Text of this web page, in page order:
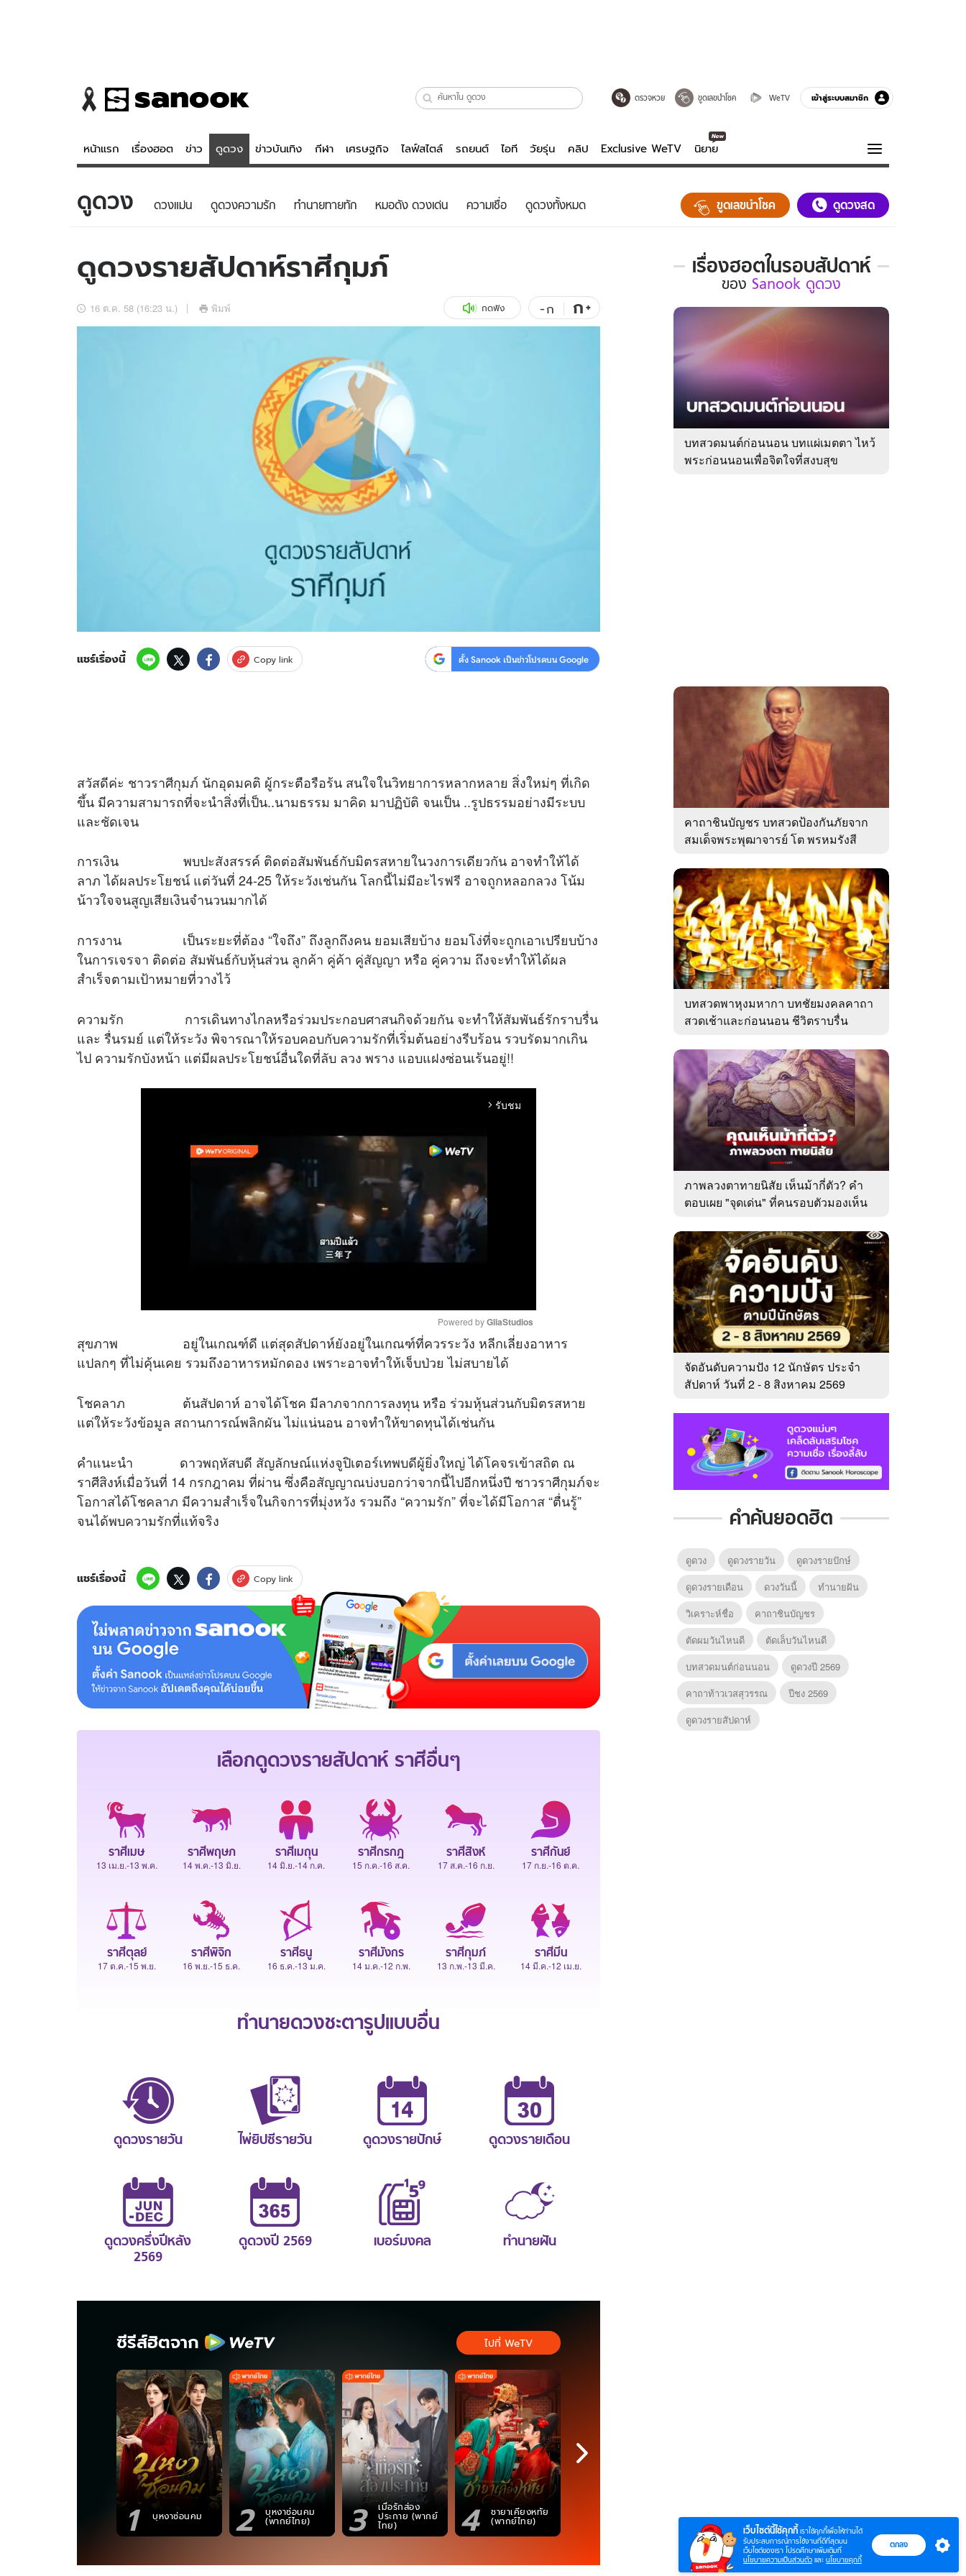
ตรวจหวย ขูดเลขนำโชค WeTV เข้าสู่ระบบสมาชิก
หน้าแรก เรื่องฮอต ข่าว ดูดวง ข่าวบันเทิง กีฬา เศรษฐกิจ ไลฟ์สไตล์ รถยนต์ ไอที วัยรุ่น คลิป Exclusive WeTV นิยาย
ข่าว
ข่าวบันเทิง
ดูดวง - ตรวจหวย
สถิติหวยไทย
ไลฟ์สไตล์
รถยนต์
คลิป
พอดแคสต์
ความรู้รอบตัว
ฮาวทู
ติดตามสนุกโซเชียลได้ที่
ดูดวง ดวงแม่น ดูดวงความรัก ทํานายทายทัก หมอดัง ดวงเด่น ความเชื่อ ดูดวงทั้งหมด ขูดเลขนำโชค ดูดวงสด
ดูดวงรายสัปดาห์ราศีกุมภ์
16 ต.ค. 58 (16:23 น.) พิมพ์ กดฟัง -ก ก+
แชร์เรื่องนี้ Copy link ตั้ง Sanook เป็นข่าวโปรดบน Google
สวัสดีค่ะ ชาวราศีกุมภ์ นักอุดมคติ ผู้กระตือรือร้น สนใจในวิทยาการหลากหลาย สิ่งใหม่ๆ ที่เกิด
ขึ้น มีความสามารถที่จะนำสิ่งที่เป็น..นามธรรม มาคิด มาปฏิบัติ จนเป็น ..รูปธรรมอย่างมีระบบ
และชัดเจน
การเงิน พบปะสังสรรค์ ติดต่อสัมพันธ์กับมิตรสหายในวงการเดียวกัน อาจทำให้ได้
ลาภ ได้ผลประโยชน์ แต่วันที่ 24-25 ให้ระวังเช่นกัน โลกนี้ไม่มีอะไรฟรี อาจถูกหลอกลวง โน้ม
น้าวใจจนสูญเสียเงินจำนวนมากได้
การงาน เป็นระยะที่ต้อง “ใจถึง” ถึงลูกถึงคน ยอมเสียบ้าง ยอมโง่ที่จะถูกเอาเปรียบบ้าง
ในการเจรจา ติดต่อ สัมพันธ์กับหุ้นส่วน ลูกค้า คู่ค้า คู่สัญญา หรือ คู่ความ ถึงจะทำให้ได้ผล
สำเร็จตามเป้าหมายที่วางไว้
ความรัก การเดินทางไกลหรือร่วมประกอบศาสนกิจด้วยกัน จะทำให้สัมพันธ์รักราบรื่น
และ รื่นรมย์ แต่ให้ระวัง พิจารณาให้รอบคอบกับความรักที่เริ่มต้นอย่างรีบร้อน รวบรัดมากเกิน
ไป ความรักบังหน้า แต่มีผลประโยชน์อื่นใดที่ลับ ลวง พราง แอบแฝงซ่อนเร้นอยู่!!
arrow_forward_ios รับชม
M
t
e
Powered by GliaStudios
สุขภาพ อยู่ในเกณฑ์ดี แต่สุดสัปดาห์ยังอยู่ในเกณฑ์ที่ควรระวัง หลีกเลี่ยงอาหาร
แปลกๆ ที่ไม่คุ้นเคย รวมถึงอาหารหมักดอง เพราะอาจทำให้เจ็บป่วย ไม่สบายได้
โชคลาภ ต้นสัปดาห์ อาจได้โชค มีลาภจากการลงทุน หรือ ร่วมหุ้นส่วนกับมิตรสหาย
แต่ให้ระวังข้อมูล สถานการณ์พลิกผัน ไม่แน่นอน อาจทำให้ขาดทุนได้เช่นกัน
คำแนะนำ ดาวพฤหัสบดี สัญลักษณ์แห่งจูปิเตอร์เทพบดีผู้ยิ่งใหญ่ ได้โคจรเข้าสถิต ณ
ราศีสิงห์เมื่อวันที่ 14 กรกฎาคม ที่ผ่าน ซึ่งคือสัญญาณบ่งบอกว่าจากนี้ไปอีกหนึ่งปี ชาวราศีกุมภ์จะ
โอกาสได้โชคลาภ มีความสำเร็จในกิจการที่มุ่งหวัง รวมถึง “ความรัก” ที่จะได้มีโอกาส “ตื่นรู้”
จนได้พบความรักที่แท้จริง
แชร์เรื่องนี้ Copy link
เลือกดูดวงรายสัปดาห์ราศีอื่นๆ
ราศีเมษ
13 เม.ย.-13 พ.ค.
ราศีพฤษภ
14 พ.ค.-13 มิ.ย.
ราศีเมถุน
14 มิ.ย.-14 ก.ค.
ราศีกรกฎ
15 ก.ค.-16 ส.ค.
ราศีสิงห์
17 ส.ค.-16 ก.ย.
ราศีกันย์
17 ก.ย.-16 ต.ค.
ราศีตุลย์
17 ต.ค.-15 พ.ย.
ราศีพิจิก
16 พ.ย.-15 ธ.ค.
ราศีธนู
16 ธ.ค.-13 ม.ค.
ราศีมังกร
14 ม.ค.-12 ก.พ.
ราศีกุมภ์
13 ก.พ.-13 มี.ค.
ราศีมีน
14 มี.ค.-12 เม.ย.
ทำนายดวงชะตารูปแบบอื่น
ดูดวงรายวัน ไพ่ยิปซีรายวัน ดูดวงรายปักษ์ ดูดวงรายเดือน
ดูดวงครึ่งปีหลัง
2569
ดูดวงปี 2569 เบอร์มงคล ทำนายฝัน
ซีรีส์ฮิตจาก
1 บุหงาซ่อนคม 2 บุหงาซ่อนคม
(พากย์ไทย) 3 เมื่อรักส่อง
ประกาย (พากย์
ไทย) 4 ชายาเคียงหทัย
(พากย์ไทย) 5 6 พบเธอ 7 พบเธอ (พากย์
ไทย) 8 แบบ
ไปที่ WeTV
เรื่องฮอตในรอบสัปดาห์
เรื่อง
ใน
รอบ
ของ
Sanook
ดูด
ของ Sanook ดูดวง
บทสวดมนต์ก่อนนอน บทแผ่เมตตา ไหว้
พระก่อนนอนเพื่อจิตใจที่สงบสุข
คาถาชินบัญชร บทสวดป้องกันภัยจาก
สมเด็จพระพุฒาจารย์ โต พรหมรังสี
บทสวดพาหุงมหากา บทชัยมงคลคาถา
สวดเช้าและก่อนนอน ชีวิตราบรื่น
ภาพลวงตาทายนิสัย เห็นม้ากี่ตัว? คำ
ตอบเผย "จุดเด่น" ที่คนรอบตัวมองเห็น
จัดอันดับความปัง 12 นักษัตร ประจำ
สัปดาห์ วันที่ 2 - 8 สิงหาคม 2569
คำค้นยอดฮิต
ดูดวง ดูดวงรายวัน
ดูดวงรายปักษ์
ดูดวงรายเดือน
ดวงวันนี้
ทํานายฝัน
วิเคราะห์ชื่อ
คาถาชินบัญชร
ตัดผมวันไหนดี
ตัดเล็บวันไหนดี
บทสวดมนต์ก่อนนอน
ดูดวงปี 2569
คาถาท้าวเวสสุวรรณ
ปีชง 2569
ดูดวงรายสัปดาห์
เว็บไซต์นี้ใช้คุกกี้ เราใช้คุกกี้เพื่อให้ท่านได้
รับประสบการณ์การใช้งานที่ดีที่สุดบน
เว็บไซต์ของเรา โปรดศึกษาเพิ่มเติมที่
นโยบายความเป็นส่วนตัว และ นโยบายคุกกี้
ตกลง